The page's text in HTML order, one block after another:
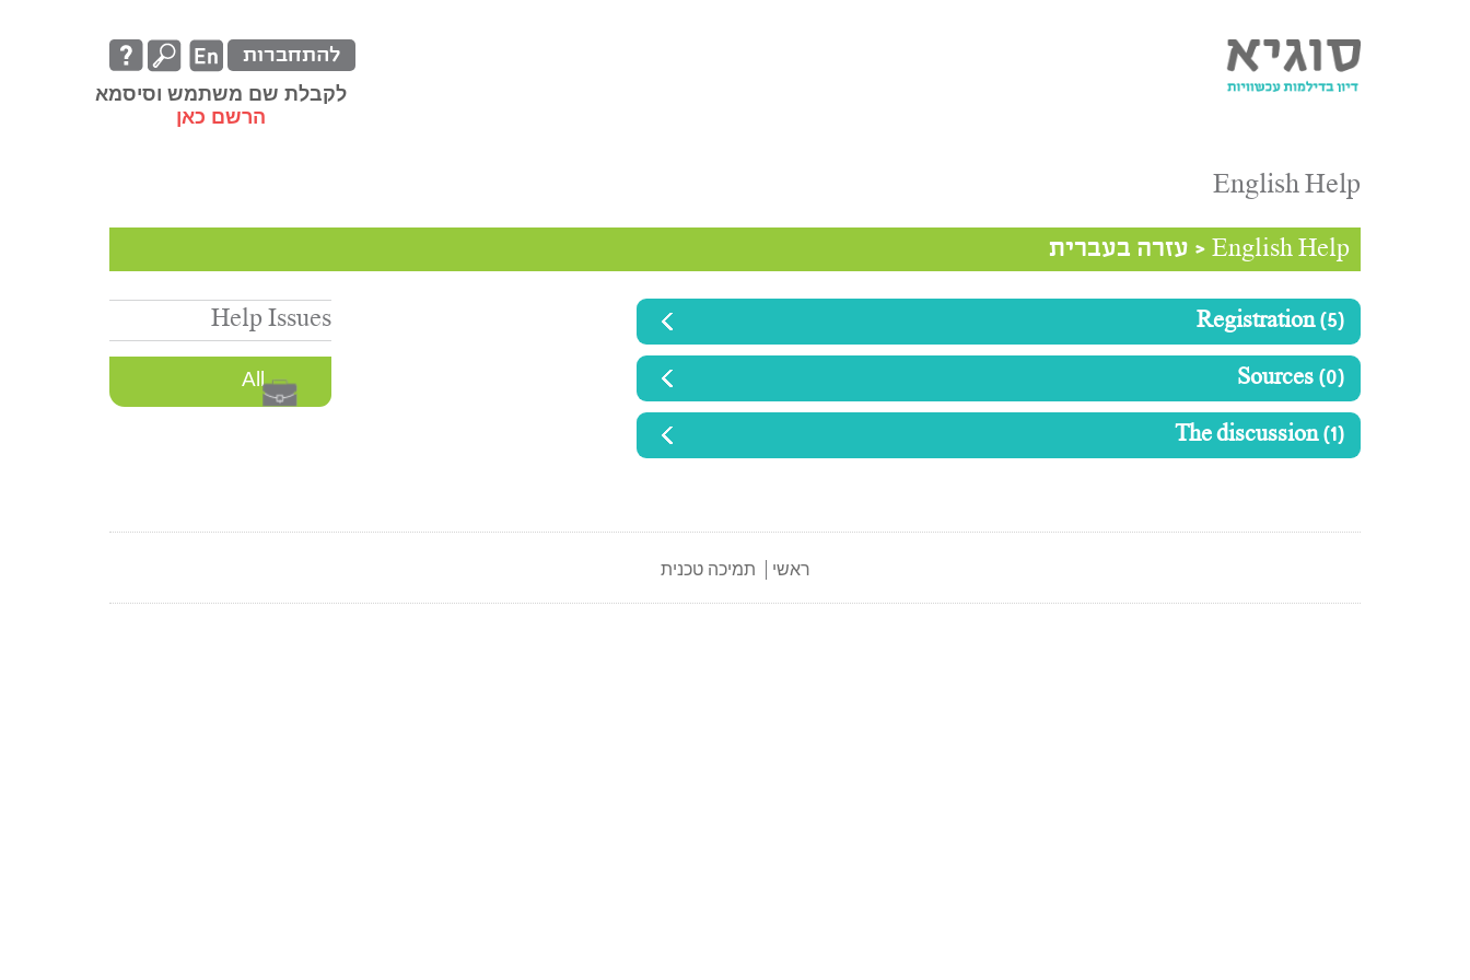
להתחברות
לקבלת שם משתמש וסיסמא
הרשם כאן
English Help
English Help
< עזרה בעברית
Registration (5)
Sources (0)
The discussion (1)
Help Issues
All
ראשי תמיכה טכנית